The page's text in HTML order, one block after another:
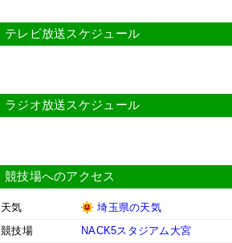
テレビ放送スケジュール
ラジオ放送スケジュール
競技場へのアクセス
天気
埼玉県の天気
競技場
NACK5スタジアム大宮